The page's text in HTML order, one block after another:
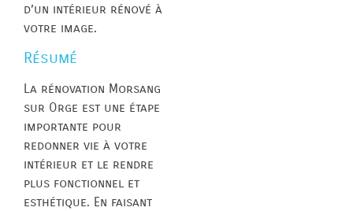
d’un intérieur rénové à
votre image.
Résumé
La rénovation Morsang
sur Orge est une étape
importante pour
redonner vie à votre
intérieur et le rendre
plus fonctionnel et
esthétique. En faisant